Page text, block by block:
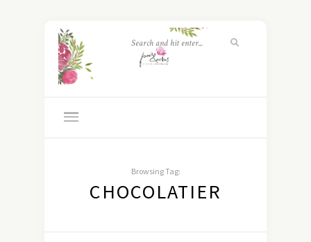
Browsing Tag:
CHOCOLATIER